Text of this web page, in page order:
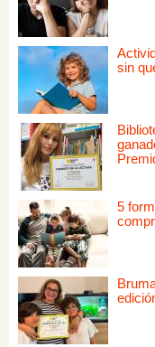
sin
5